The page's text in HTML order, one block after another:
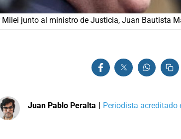
Milei junto al ministro de Justicia, Juan Bautista
Juan Pablo Peralta | Periodista acreditado